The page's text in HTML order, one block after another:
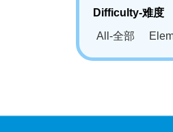
Difficulty-难度
All-全部